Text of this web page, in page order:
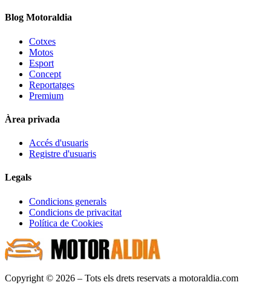
Blog Motoraldia
Cotxes
Motos
Esport
Concept
Reportatges
Premium
Àrea privada
Accés d'usuaris
Registre d'usuaris
Legals
Condicions generals
Condicions de privacitat
Política de Cookies
Copyright © 2026 – Tots els drets reservats a motoraldia.com